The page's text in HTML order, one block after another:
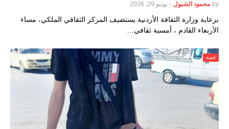
by محمود الشبول - يونيو 29, 2026
برعاية وزارة الثقافة الأردنية يستضيف المركز الثقافي الملكي، مساء
الأربعاء القادم ، أمسية ثقافي…
قصة